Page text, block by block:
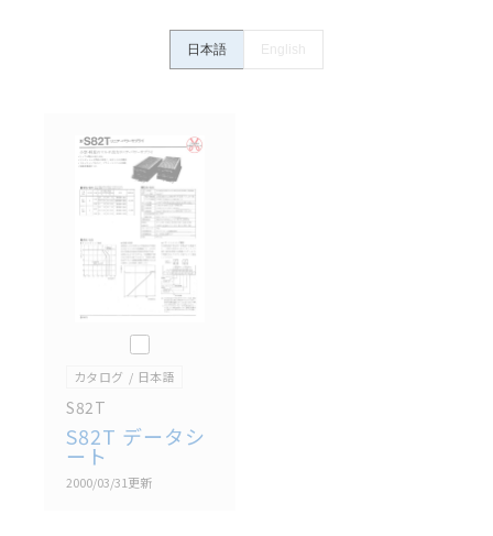
ン事例は参考用ですので、ご採用に際しては機器・装
置の機能や安全性をご確認のうえご使用ください。・
ている可能性がありますがご容赦ください。
記載されているサービス内容や連絡先等は作成当時の
ものであり、変更・改定させていただいている可能性
があります。改めて当サイトの掲載内容をご確認のう
え、ご用命下さいますようお願いいたします。
日本語 English
このカタログを選択
カタログ 日本語
S82T
S82T データシ
ート
2000/03/31更新